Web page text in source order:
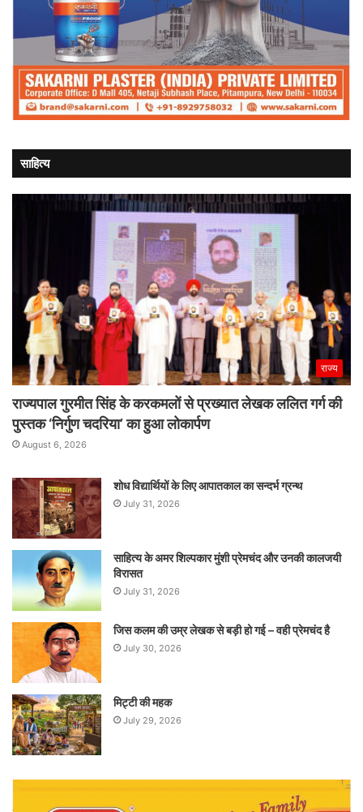
साहित्य
राज्य
राज्यपाल गुरमीत सिंह के करकमलों से प्रख्यात लेखक ललित गर्ग की
पुस्तक ‘निर्गुण चदरिया’ का हुआ लोकार्पण
August 6, 2026
शोध विद्यार्थियों के लिए आपातकाल का सन्दर्भ ग्रन्थ
July 31, 2026
साहित्य के अमर शिल्पकार मुंशी प्रेमचंद और उनकी कालजयी
विरासत
July 31, 2026
जिस कलम की उम्र लेखक से बड़ी हो गई – वही प्रेमचंद है
July 30, 2026
मिट्टी की महक
July 29, 2026